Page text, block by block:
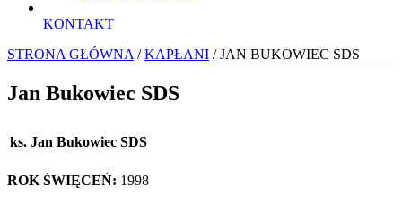
KONTAKT
STRONA GŁÓWNA /KAPŁANI / JAN BUKOWIEC SDS
Jan Bukowiec SDS
ks. Jan Bukowiec SDS
ROK ŚWIĘCEŃ: 1998